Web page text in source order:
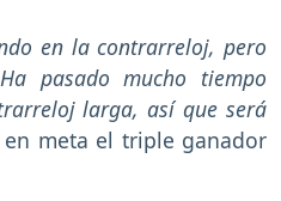
en la contrarreloj, pero
pasado mucho tiempo
larga, así que será
meta el triple ganador